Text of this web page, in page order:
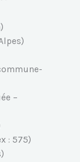
–
: 575)